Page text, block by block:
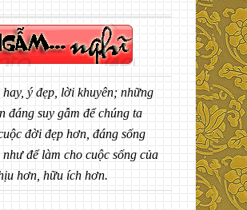
ý đẹp, lời khuyên; những
đáng suy gẫm để chúng ta
đời đẹp hơn, đáng sống
để làm cho cuộc sống của
hơn, hữu ích hơn.